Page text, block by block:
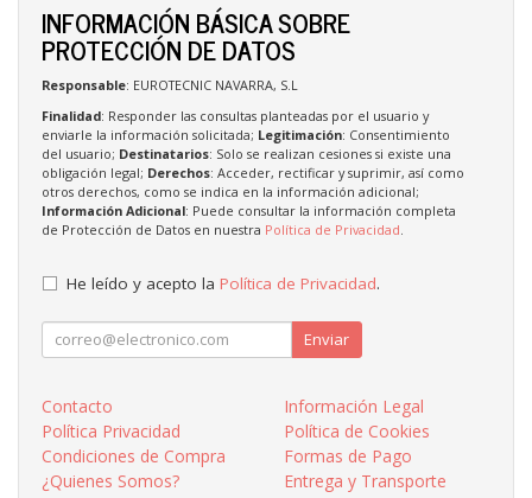
INFORMACIÓN BÁSICA SOBRE
PROTECCIÓN DE DATOS
Responsable: EUROTECNIC NAVARRA, S.L
Finalidad: Responder las consultas planteadas por el usuario y
enviarle la información solicitada; Legitimación: Consentimiento
del usuario; Destinatarios: Solo se realizan cesiones si existe una
obligación legal; Derechos: Acceder, rectificar y suprimir, así como
otros derechos, como se indica en la información adicional;
Información Adicional: Puede consultar la información completa
de Protección de Datos en nuestra Política de Privacidad.
He leído y acepto la Política de Privacidad.
Enviar
Contacto
Información Legal
Política Privacidad
Política de Cookies
Condiciones de Compra
Formas de Pago
¿Quienes Somos?
Entrega y Transporte